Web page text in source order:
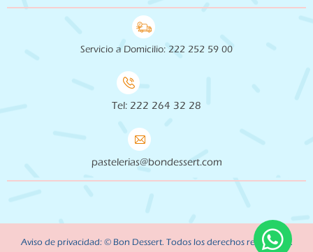
Servicio a Domicilio: 222 252 59 00
Tel: 222 264 32 28
pastelerias@bondessert.com
Aviso de privacidad: © Bon Dessert. Todos los derechos reservados.